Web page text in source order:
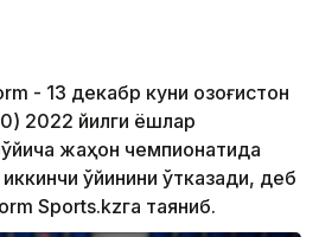
- 13 декабр куни Қозоғистон
2022 йилги ёшлар
жаҳон чемпионатида
ўйинини ўтказади, деб
Sports.kzга таяниб.